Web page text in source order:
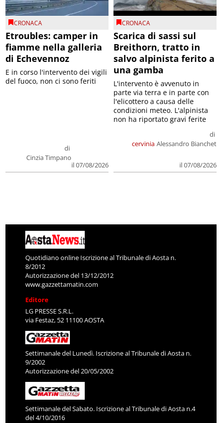
CRONACA
Etroubles: camper in
fiamme nella galleria
di Echevennoz
di
Cinzia Timpano
il 07/08/2026
E in corso l'intervento dei vigili
del fuoco, non ci sono feriti
CRONACA
Scarica di sassi sul
Breithorn, tratto in
salvo alpinista ferito a
una gamba
cervinia
di
Alessandro Bianchet
il 07/08/2026
L'intervento è avvenuto in
parte via terra e in parte con
l'elicottero a causa delle
condizioni meteo. L'alpinista
non ha riportato gravi ferite
Quotidiano online Iscrizione al Tribunale di Aosta n.
8/2012
Autorizzazione del 13/12/2012
www.gazzettamatin.com
Editore
LG PRESSE S.R.L.
via Festaz, 52 11100 AOSTA
Settimanale del Lunedì. Iscrizione al Tribunale di Aosta n.
9/2002
Autorizzazione del 20/05/2002
Settimanale del Sabato. Iscrizione al Tribunale di Aosta n.4
del 4/10/2016